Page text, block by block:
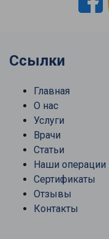
Ссылки
Главная
О нас
Услуги
Врачи
Статьи
Наши операции
Сертификаты
Отзывы
Контакты